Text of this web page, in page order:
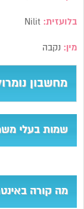
בלועזית: Nilit
מין: נקבה
מחשבון
שמות בעלי
מה קורה